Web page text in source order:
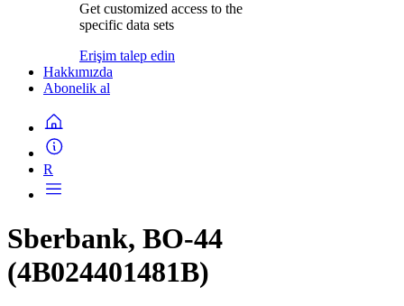
Get customized access to the
specific data sets
Erişim talep edin
Hakkımızda
Abonelik al
R
Sberbank, BO-44
(4B024401481B)